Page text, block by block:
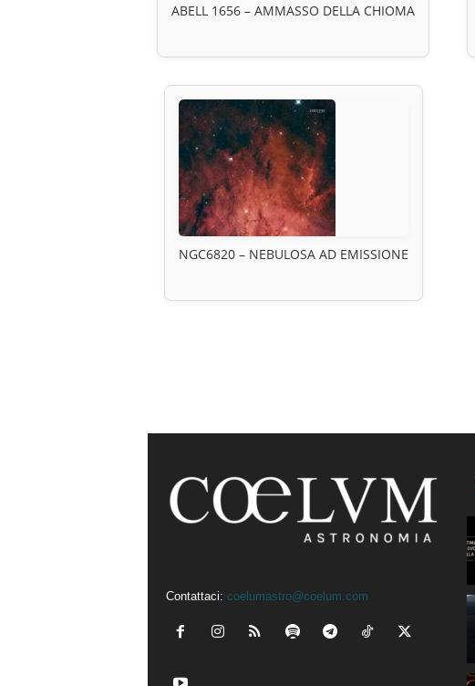
ABELL 1656 – AMMASSO DELLA CHIOMA
NGC6820 – NEBULOSA AD EMISSIONE
Contattaci: coelumastro@coelum.com